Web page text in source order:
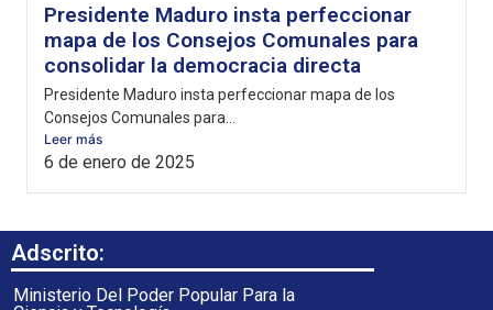
Presidente Maduro insta perfeccionar
mapa de los Consejos Comunales para
consolidar la democracia directa
Presidente Maduro insta perfeccionar mapa de los
Consejos Comunales para...
Leer más
6 de enero de 2025
Adscrito:
Ministerio Del Poder Popular Para la